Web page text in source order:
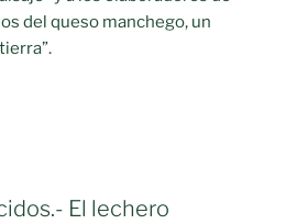
del queso manchego, un
El lechero